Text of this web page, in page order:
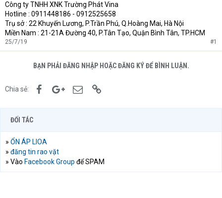
Công ty TNHH XNK Trường Phát Vina
Hotline : 0911448186 - 0912525658
Trụ sở : 22 Khuyến Lương, P.Trần Phú, Q.Hoàng Mai, Hà Nội
Miền Nam : 21-21A Đường 40, P.Tân Tạo, Quận Bình Tân, TP.HCM
25/7/19 #1
BẠN PHẢI ĐĂNG NHẬP HOẶC ĐĂNG KÝ ĐỂ BÌNH LUẬN.
Chia sẻ: FacebookGoogle+Email
ĐỐI TÁC
» ỔN ÁP LIOA
» đăng tin rao vặt
» Vào Facebook Group để SPAM